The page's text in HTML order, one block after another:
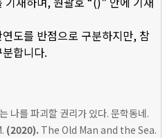
도를 반점으로 구분하지만, 참
합니다.
나를 파괴할 권리가 있다. 문학동네.
(2020). The Old Man and the Sea.